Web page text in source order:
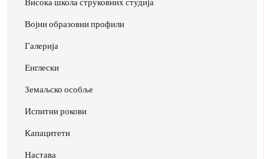
Војни образовни профили
Галерија
Енглески
Земаљско особље
Испитни рокови
Капацитети
Настава